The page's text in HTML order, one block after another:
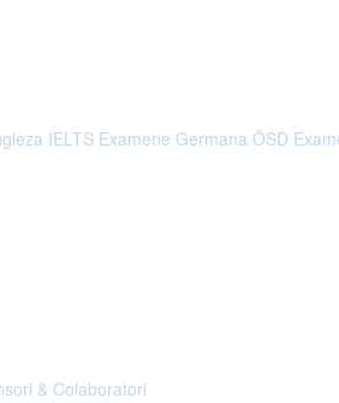
IELTS Examene Germana ÖSD
& Colaboratori